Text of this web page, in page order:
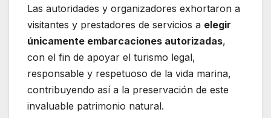
Las autoridades y organizadores exhortaron a
visitantes y prestadores de servicios a elegir
únicamente embarcaciones autorizadas,
con el fin de apoyar el turismo legal,
responsable y respetuoso de la vida marina,
contribuyendo así a la preservación de este
invaluable patrimonio natural.